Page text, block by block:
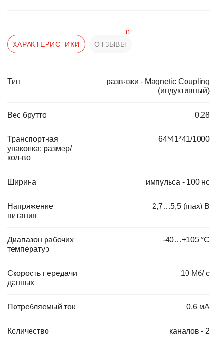
ХАРАКТЕРИСТИКИ ОТЗЫВЫ
0
Тип
развязки - Magnetic Coupling
(индуктивный)
Вес брутто 0.28
Транспортная
упаковка: размер/
кол-во
64*41*41/1000
Ширина импульса - 100 нс
Напряжение
питания
2,7…5,5 (max) В
Диапазон рабочих
температур
-40…+105 °С
Скорость передачи
данных
10 Мб/ c
Потребляемый ток 0,6 мА
Количество каналов - 2